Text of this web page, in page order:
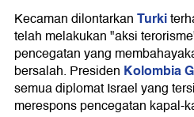
Kecaman dilontarkanTurki
telah melakukan "aksi
pencegatan yang
bersalah. Presiden Kolombia
semua diplomat Israel yang
merespons pencegatan kapal-